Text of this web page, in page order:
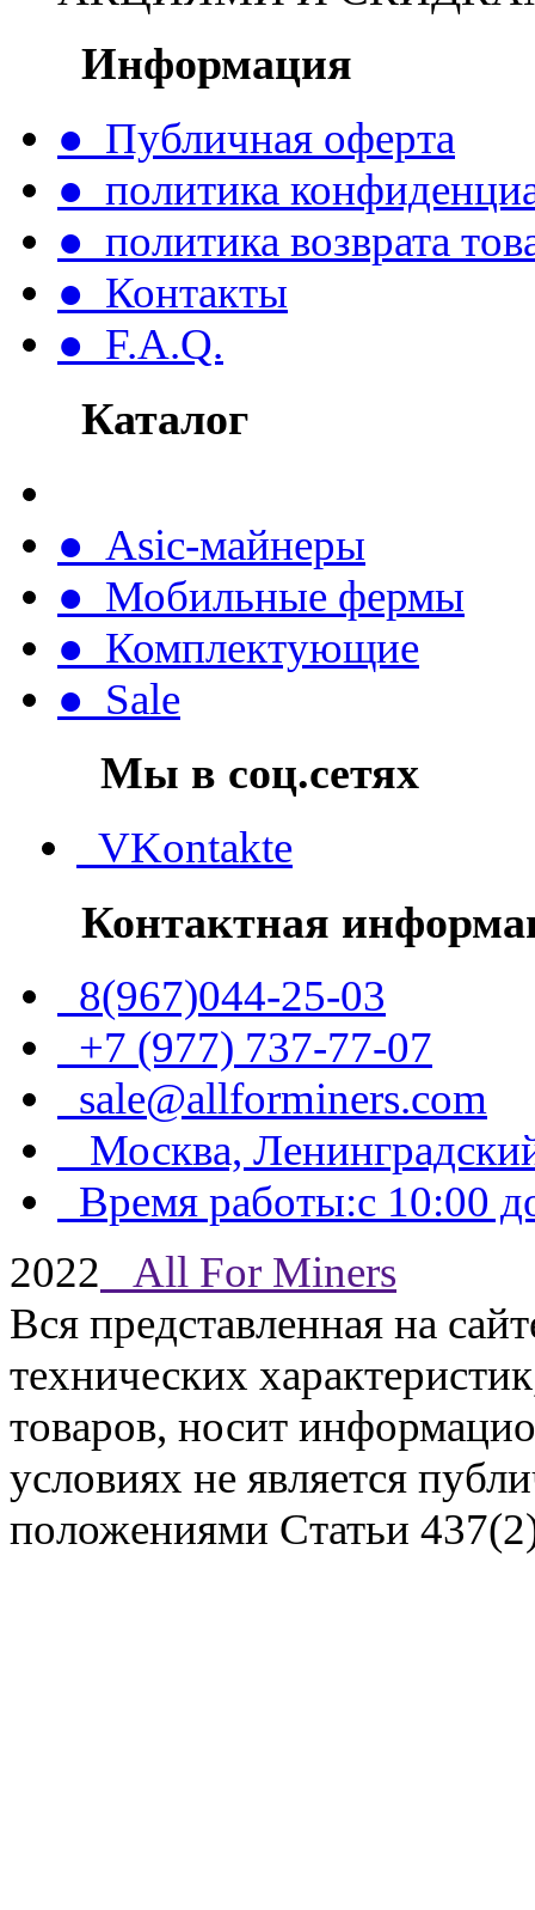
Информация
● Публичная оферта
● политика
● политика возврата
● Контакты
● F.A.Q.
Каталог
● Asic-майнеры
● Мобильные фермы
● Комплектующие
● Sale
Мы в соц.сетях
VKontakte
Контактная
8(967)044-25-03
+7 (977) 737-77-07
sale@allforminers.com
Москва,
Время работы:с 10:00
2022
All For Miners
Вся представленная на
технических
товаров, носит
условиях не является
положениями Статьи
Задать вопрос